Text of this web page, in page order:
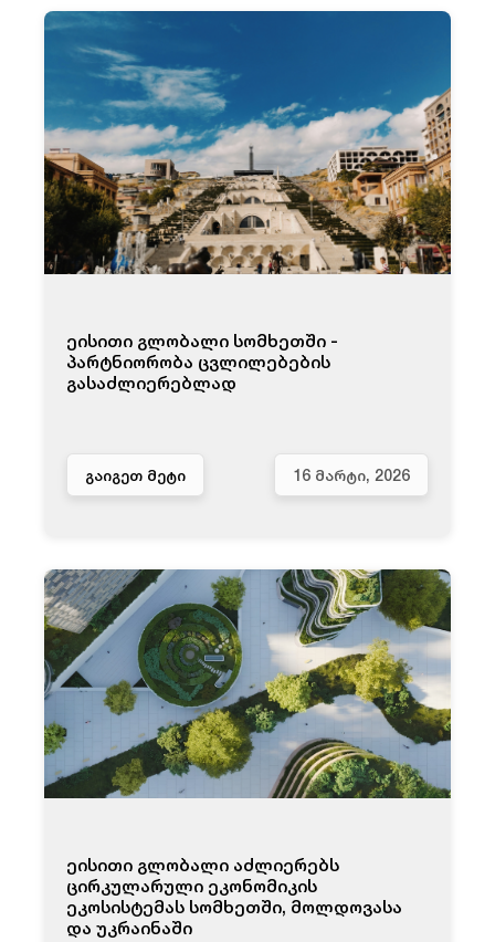
ეისითი გლობალი სომხეთში -
პარტნიორობა ცვლილებების
გასაძლიერებლად
ᲒᲐᲘᲒᲔᲗ ᲛᲔᲢᲘ 16 ᲛᲐᲠᲢᲘ, 2026
ეისითი გლობალი აძლიერებს
ცირკულარული ეკონომიკის
ეკოსისტემას სომხეთში, მოლდოვასა
და უკრაინაში